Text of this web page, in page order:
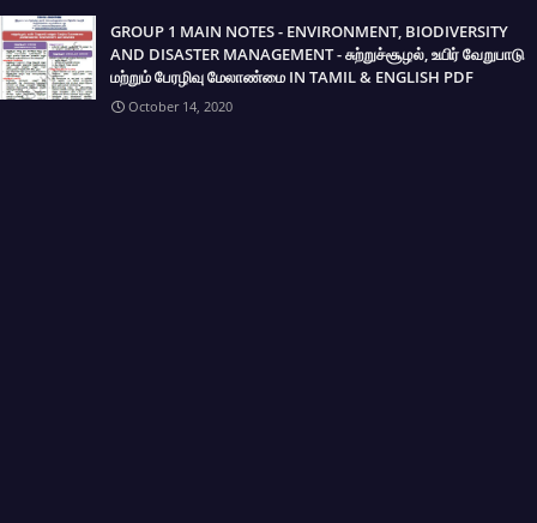
GROUP 1 MAIN NOTES - ENVIRONMENT, BIODIVERSITY
AND DISASTER MANAGEMENT - சுற்றுச்சூழல், உயிர் வேறுபாடு
மற்றும் பேரழிவு மேலாண்மை IN TAMIL & ENGLISH PDF
October 14, 2020